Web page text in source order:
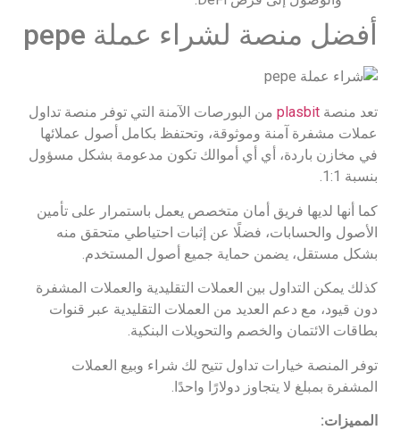
أفضل منصة لشراء عملة pepe
تعد منصة plasbit من البورصات الآمنة التي توفر منصة تداول
عملات مشفرة آمنة وموثوقة، وتحتفظ بكامل أصول عملائها
في مخازن باردة، أي أي أموالك تكون مدعومة بشكل مسؤول
بنسبة 1:1.
كما أنها لديها فريق أمان متخصص يعمل باستمرار على تأمين
الأصول والحسابات، فضلًا عن إثبات احتياطي متحقق منه
بشكل مستقل، يضمن حماية جميع أصول المستخدم.
كذلك يمكن التداول بين العملات التقليدية والعملات المشفرة
دون قيود، مع دعم العديد من العملات التقليدية عبر قنوات
بطاقات الائتمان والخصم والتحويلات البنكية.
توفر المنصة خيارات تداول تتيح لك شراء وبيع العملات
المشفرة بمبلغ لا يتجاوز دولارًا واحدًا.
المميزات: